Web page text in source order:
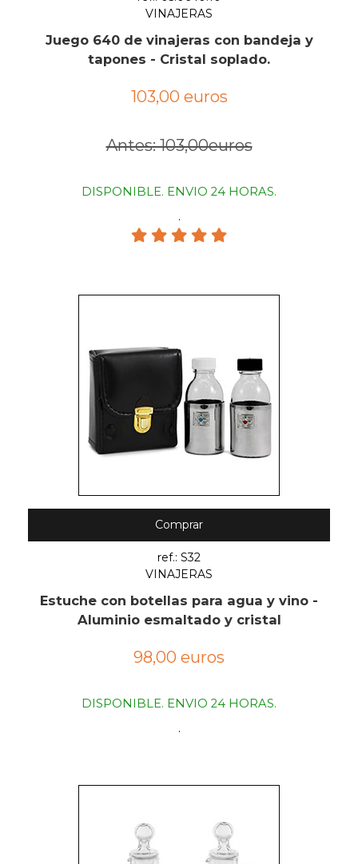
VINAJERAS
Juego 640 de vinajeras con bandeja y
tapones - Cristal soplado.
103,00 euros
Antes: 103,00euros
DISPONIBLE. ENVIO 24 HORAS.
.
Comprar
ref.: S32
VINAJERAS
Estuche con botellas para agua y vino -
Aluminio esmaltado y cristal
98,00 euros
DISPONIBLE. ENVIO 24 HORAS.
.